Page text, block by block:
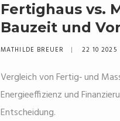
Fertighaus vs.
Bauzeit und
Vergleich
MATHILDE BREUER 22 10 2025
Vergleich von Fertig‑ und
Energieeffizienz und
Entscheidung.